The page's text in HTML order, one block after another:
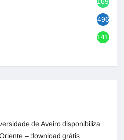
496
1417
de Aveiro disponibiliza
– download grátis